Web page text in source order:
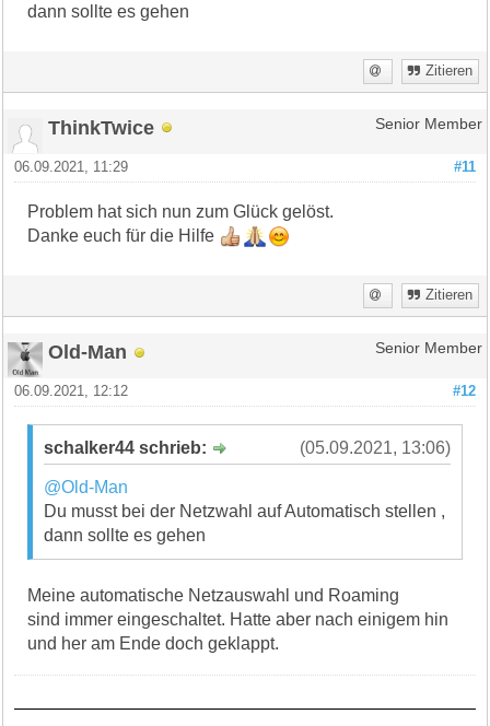
dann sollte es gehen
Zitieren
ThinkTwice Senior Member
#11
06.09.2021, 11:29
Problem hat sich nun zum Glück gelöst.
Danke euch für die Hilfe
Zitieren
Old-Man Senior Member
#12
06.09.2021, 12:12
(05.09.2021, 13:06)
schalker44 schrieb:
@Old-Man
Du musst bei der Netzwahl auf Automatisch stellen ,
dann sollte es gehen
Meine automatische Netzauswahl und Roaming
sind immer eingeschaltet. Hatte aber nach einigem hin
und her am Ende doch geklappt.